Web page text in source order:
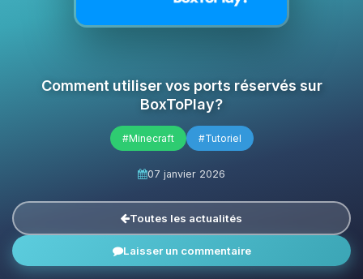
Comment utiliser vos ports réservés sur
BoxToPlay?
#Minecraft #Tutoriel
07 janvier 2026
Toutes les actualités
Laisser un commentaire